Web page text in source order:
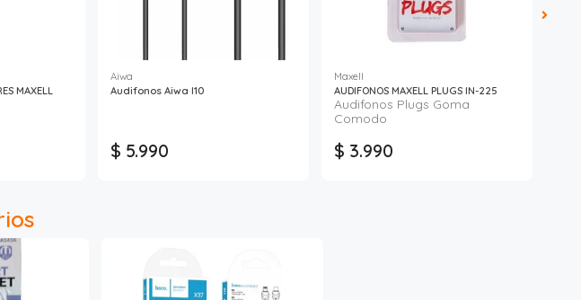
MAXELL
Aiwa
Audifonos Aiwa I10
$ 5.990
Maxell
AUDIFONOS MAXELL PLUGS IN-225
Audifonos Plugs Goma
Comodo
$ 3.990